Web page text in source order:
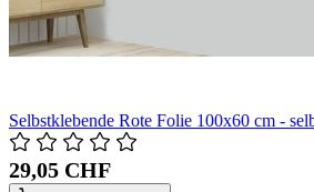
Selbstklebende Rote Folie 100x60 cm -
29,05 CHF